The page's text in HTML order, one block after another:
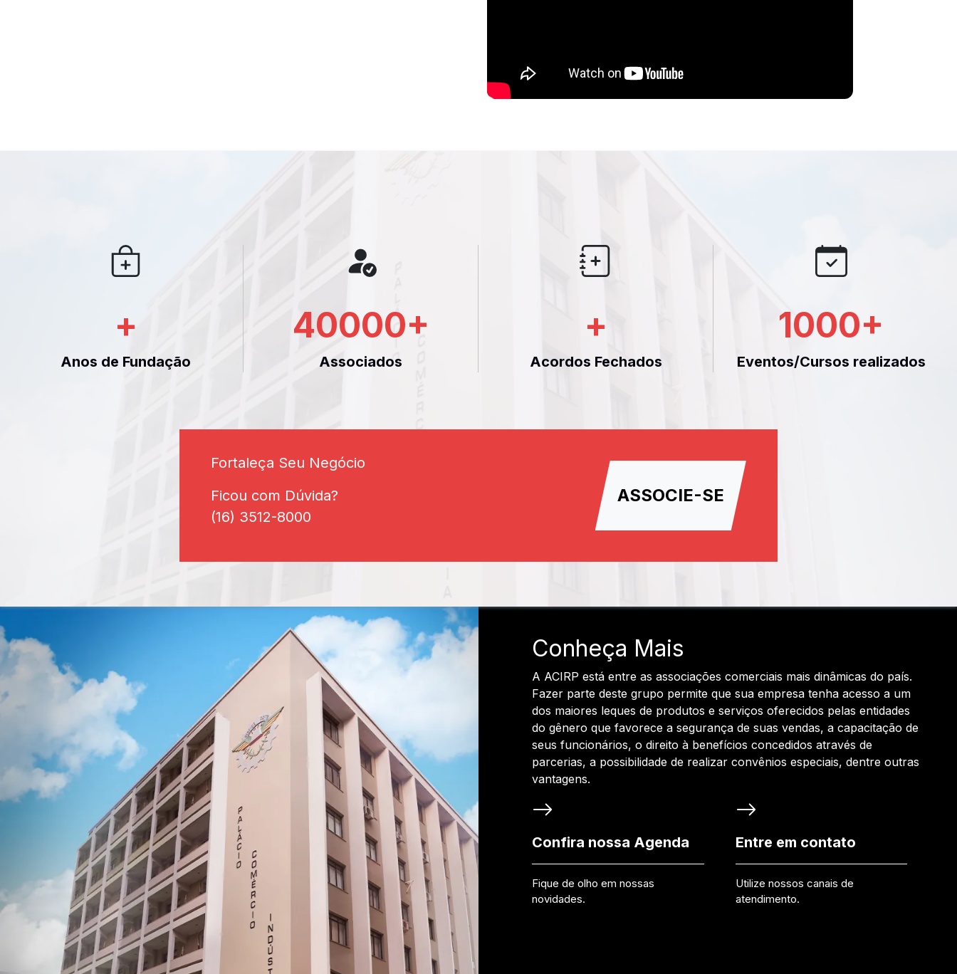
+
Anos de Fundação
40000+
Associados
+
Acordos Fechados
1000+
Eventos/Cursos realizados
Fortaleça Seu Negócio
Ficou com Dúvida?
(16) 3512-8000
ASSOCIE-SE
Conheça Mais
A ACIRP está entre as associações comerciais mais dinâmicas do país.
Fazer parte deste grupo permite que sua empresa tenha acesso a um
dos maiores leques de produtos e serviços oferecidos pelas entidades
do gênero que favorece a segurança de suas vendas, a capacitação de
seus funcionários, o direito à benefícios concedidos através de
parcerias, a possibilidade de realizar convênios especiais, dentre outras
vantagens.
Confira nossa Agenda
Fique de olho em nossas
novidades.
Entre em contato
Utilize nossos canais de
atendimento.